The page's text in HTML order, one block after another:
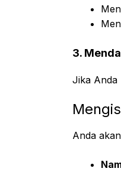
3.
Jika Anda
Anda